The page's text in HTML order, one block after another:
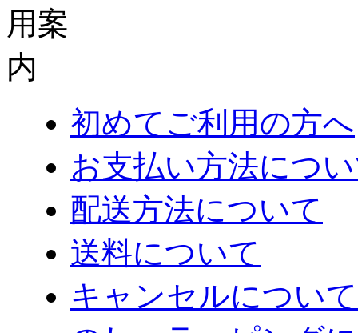
初めてご利用の方へ
お支払い方法につ
配送方法について
送料について
キャンセルについて